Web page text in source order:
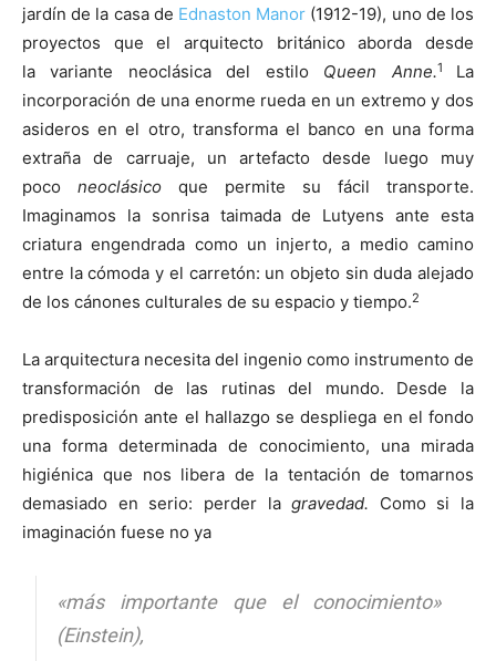
jardín de la casa de Ednaston Manor (1912-19), uno de los
proyectos que el arquitecto británico aborda desde
la variante neoclásica del estilo Queen Anne.1 La
incorporación de una enorme rueda en un extremo y dos
asideros en el otro, transforma el banco en una forma
extraña de carruaje, un artefacto desde luego muy
poco neoclásico que permite su fácil transporte.
Imaginamos la sonrisa taimada de Lutyens ante esta
criatura engendrada como un injerto, a medio camino
entre la cómoda y el carretón: un objeto sin duda alejado
de los cánones culturales de su espacio y tiempo.2
La arquitectura necesita del ingenio como instrumento de
transformación de las rutinas del mundo. Desde la
predisposición ante el hallazgo se despliega en el fondo
una forma determinada de conocimiento, una mirada
higiénica que nos libera de la tentación de tomarnos
demasiado en serio: perder lagravedad. Como si la
imaginación fuese no ya
«más importante que el conocimiento»
(Einstein),